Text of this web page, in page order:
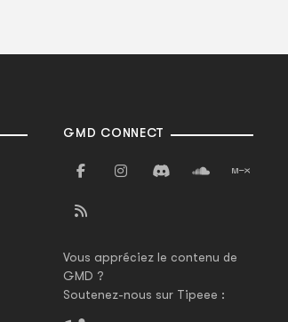
GMD CONNECT
Vous appréciez le contenu de
GMD ?
Soutenez-nous sur Tipeee :